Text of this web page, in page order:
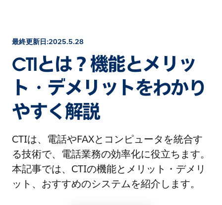
最終更新日:2025.5.28
CTIとは？機能とメリッ
ト・デメリットをわかり
やすく解説
CTIは、電話やFAXとコンピュータを統合す
る技術で、電話業務の効率化に役立ちます。
本記事では、CTIの機能とメリット・デメリ
ット、おすすめのシステムを紹介します。